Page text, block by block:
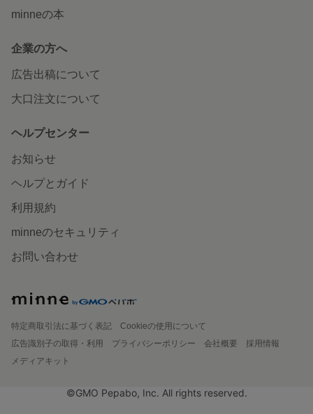
minneの本
企業の方へ
広告出稿について
大口注文について
ヘルプセンター
お知らせ
ヘルプとガイド
利用規約
minneのセキュリティ
お問い合わせ
特定商取引法に基づく表記
Cookieの使用について
広告識別子の取得・利用
プライバシーポリシー 会社概要
採用情報
メディアキット
©GMO Pepabo, Inc. All rights reserved.